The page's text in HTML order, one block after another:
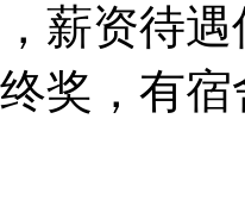
薪资待
奖，有